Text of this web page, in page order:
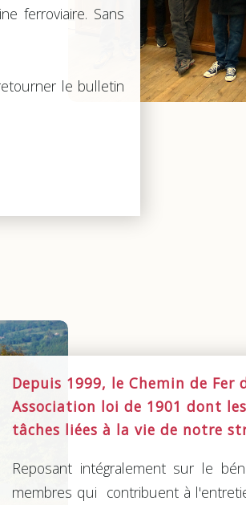
ferroviaire. Sans
le bulletin
Depuis 1999, le Chemin de
Association loi de 1901 dont
tâches liées à la vie de notre
Reposant intégralement sur le
membres qui contribuent à